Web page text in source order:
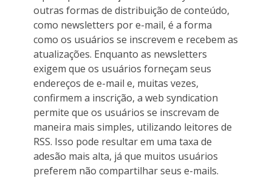
outras formas de distribuição de conteúdo,
como newsletters por e-mail, é a forma
como os usuários se inscrevem e recebem as
atualizações. Enquanto as newsletters
exigem que os usuários forneçam seus
endereços de e-mail e, muitas vezes,
confirmem a inscrição, a web syndication
permite que os usuários se inscrevam de
maneira mais simples, utilizando leitores de
RSS. Isso pode resultar em uma taxa de
adesão mais alta, já que muitos usuários
preferem não compartilhar seus e-mails.